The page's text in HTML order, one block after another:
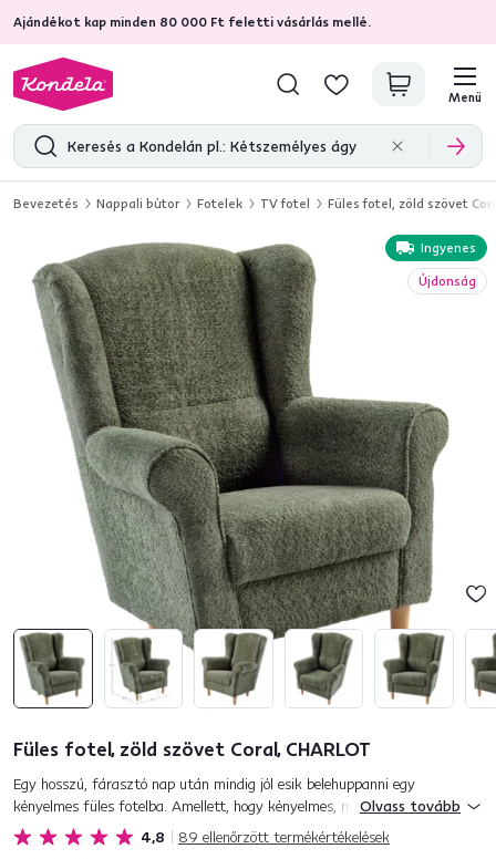
Ajándékot kap minden 80 000 Ft feletti vásárlás mellé.
4,7 31 285 ellenőrzött termékértékelések
Menü
Bevezetés Nappali bútor Fotelek TV fotel Füles fotel, zöld szövet
Ingyenes
Újdonság
Füles fotel, zöld szövet Coral, CHARLOT
4,8 89 ellenőrzött termékértékelések
Egy hosszú, fárasztó nap után mindig jól esik belehuppanni egy
kényelmes füles fotelba. Amellett, hogy kényelmes, melegen tart és
tökéletes biztonságérzetet nyújt. Nincs is jobb, mint egy hideg ő...
Olvass tovább